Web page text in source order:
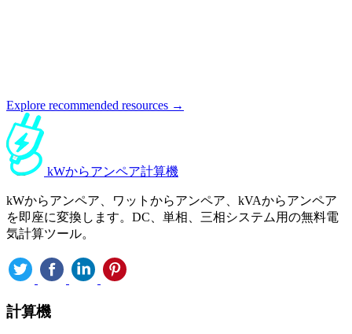
Explore recommended resources →
kWからアンペア計算機
kWからアンペア、ワットからアンペア、kVAからアンペア
を即座に変換します。DC、単相、三相システム用の無料電
気計算ツール。
計算機